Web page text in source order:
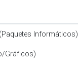
Informáticos)
Gráficos)